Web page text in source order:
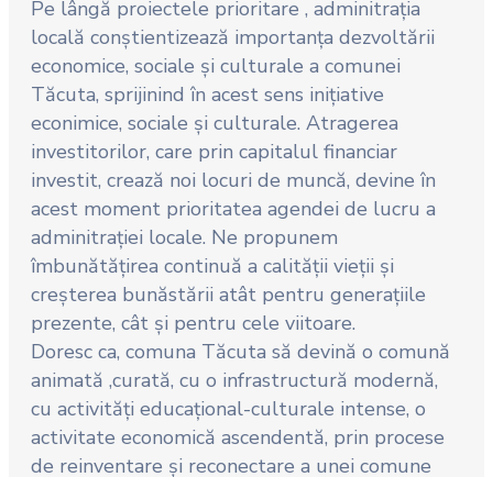
Pe lângă proiectele prioritare , adminitrația
locală conștientizează importanța dezvoltării
economice, sociale și culturale a comunei
Tăcuta, sprijinind în acest sens inițiative
econimice, sociale și culturale. Atragerea
investitorilor, care prin capitalul financiar
investit, crează noi locuri de muncă, devine în
acest moment prioritatea agendei de lucru a
adminitrației locale. Ne propunem
îmbunătățirea continuă a calității vieții și
creșterea bunăstării atât pentru generațiile
prezente, cât și pentru cele viitoare.
Doresc ca, comuna Tăcuta să devină o comună
animată ,curată, cu o infrastructură modernă,
cu activități educațional-culturale intense, o
activitate economică ascendentă, prin procese
de reinventare și reconectare a unei comune